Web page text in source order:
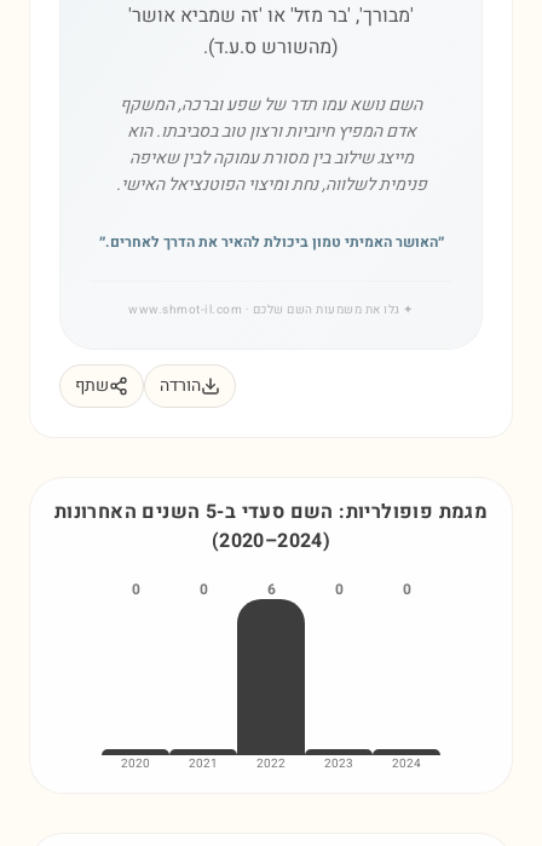
'מבורך', 'בר מזל' או 'זה שמביא אושר'
(מהשורש ס.ע.ד).
השם נושא עמו תדר של שפע וברכה, המשקף
אדם המפיץ חיוביות ורצון טוב בסביבתו. הוא
מייצג שילוב בין מסורת עמוקה לבין שאיפה
פנימית לשלווה, נחת ומיצוי הפוטנציאל האישי.
״האושר האמיתי טמון ביכולת להאיר את הדרך לאחרים.״
✦ גלו את משמעות השם שלכם · www.shmot-il.com
הורדה שתף
מגמת פופולריות: השם סעדי ב-5 השנים האחרונות
(2020–2024)
0
2024
0
2023
6
2022
0
2021
0
2020